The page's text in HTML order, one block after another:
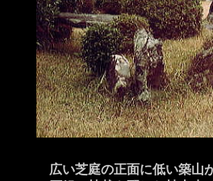
広い芝庭の正面に低い築山